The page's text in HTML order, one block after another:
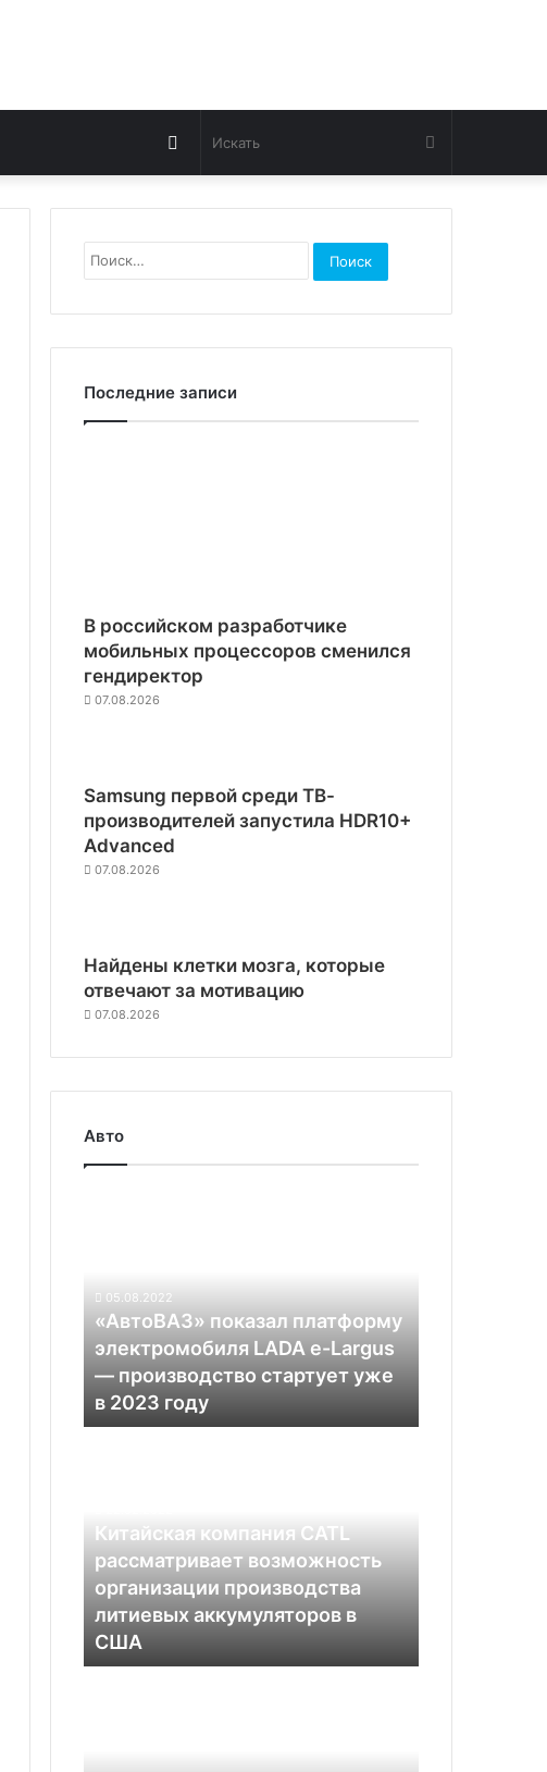
Искать
Switch
skin
Найти:
Последние записи
В российском разработчике
мобильных процессоров сменился
гендиректор
07.08.2026
Samsung первой среди ТВ-
производителей запустила HDR10+
Advanced
07.08.2026
Найдены клетки мозга, которые
отвечают за мотивацию
07.08.2026
Авто
Largus
производство
стартует
уже
в
05.08.2022
«АвтоВАЗ» показал платформу
электромобиля LADA e-Largus
— производство стартует уже
в 2023 году
возможность
производства
литиевых
аккумуляторов
США
Китайская компания CATL
рассматривает возможность
организации производства
литиевых аккумуляторов в
США